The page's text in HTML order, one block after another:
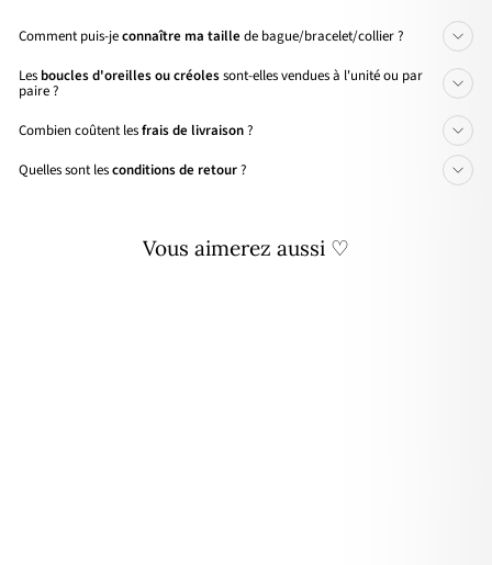
Comment puis-jeconnaître ma taille de bague/bracelet/collier ?
Les boucles d'oreilles ou créolessont-elles vendues à l'unité ou par
paire ?
Combien coûtent lesfrais de livraison?
Quelles sont lesconditions de retour?
Vous aimerez aussi ♡